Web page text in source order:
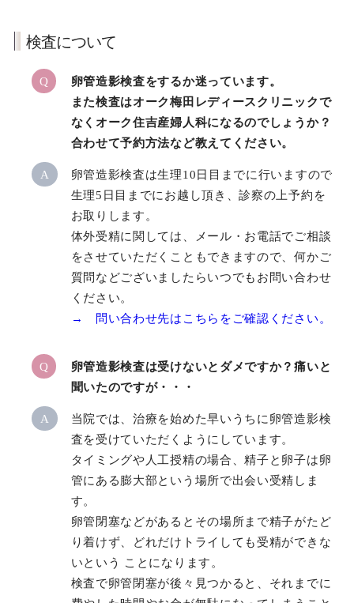
検査について
Q
卵管造影検査をするか迷っています。
また検査はオーク梅田レディースクリニックで
なくオーク住吉産婦人科になるのでしょうか？
合わせて予約方法など教えてください。
A
卵管造影検査は生理10日目までに行いますので
生理5日目までにお越し頂き、診察の上予約を
お取りします。
体外受精に関しては、メール・お電話でご相談
をさせていただくこともできますので、何かご
質問などございましたらいつでもお問い合わせ
ください。
→ 問い合わせ先はこちらをご確認ください。
Q
卵管造影検査は受けないとダメですか？痛いと
聞いたのですが・・・
A
当院では、治療を始めた早いうちに卵管造影検
査を受けていただくようにしています。
タイミングや人工授精の場合、精子と卵子は卵
管にある膨大部という場所で出会い受精しま
す。
卵管閉塞などがあるとその場所まで精子がたど
り着けず、どれだけトライしても受精ができな
いという ことになります。
検査で卵管閉塞が後々見つかると、それまでに